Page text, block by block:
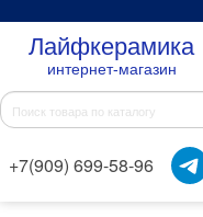
Лайфкерамика
интернет-магазин
+7(909) 699-58-96